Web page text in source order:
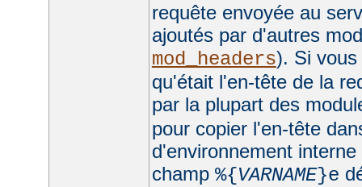
requête envoyée au
ajoutés par d'autres
mod_headers). Si
qu'était l'en-tête de la
par la plupart des
pour copier l'en-tête
d'environnement
champ %{VARNAME}e